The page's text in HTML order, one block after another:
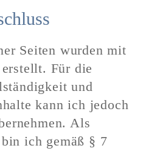
Seiten wurden mit
Für die
und
kann ich jedoch
Als
ich gemäß § 7